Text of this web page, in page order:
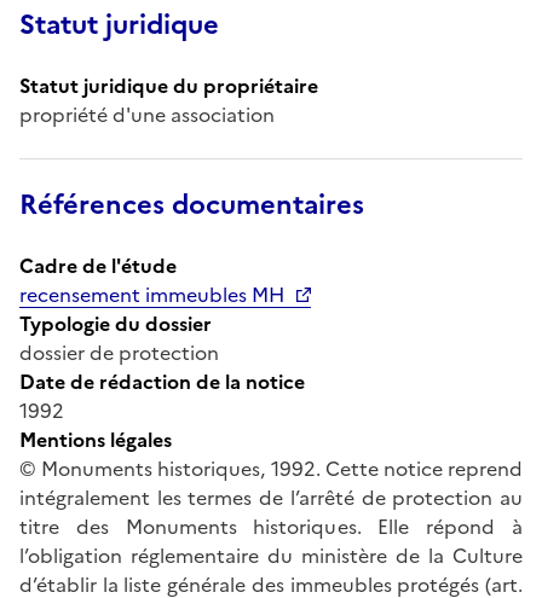
Statut juridique
Statut juridique du propriétaire
propriété d'une association
Références documentaires
Cadre de l'étude
recensement immeubles MH
Typologie du dossier
dossier de protection
Date de rédaction de la notice
1992
Mentions légales
© Monuments historiques, 1992. Cette notice reprend
intégralement les termes de l’arrêté de protection au
titre des Monuments historiques. Elle répond à
l’obligation réglementaire du ministère de la Culture
d’établir la liste générale des immeubles protégés (art.